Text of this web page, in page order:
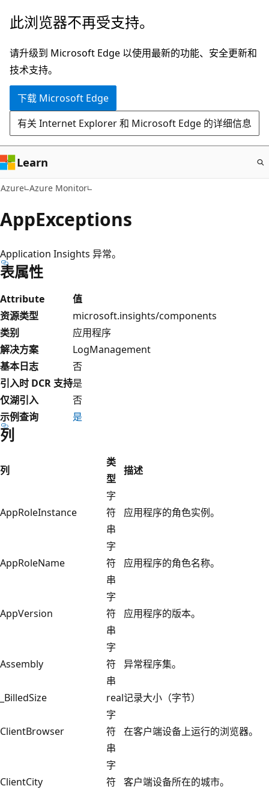
跳
主
要
内
此浏览器不再受支持。
请升级到 Microsoft Edge 以使用最新的功能、安全更新和
技术支持。
下载 Microsoft Edge
有关 Internet Explorer 和 Microsoft Edge 的详细信息
Learn
Azure Azure Monitor
AppExceptions
Application Insights 异常。
表属性
Attribute
值
资源类型
microsoft.insights/components
类别
应用程序
解决方案
LogManagement
基本日志
否
引入时 DCR 支持是
仅湖引入
否
示例查询
是
列
列
类
型
描述
AppRoleInstance
字
符
串
应用程序的角色实例。
AppRoleName
字
符
串
应用程序的角色名称。
AppVersion
字
符
串
应用程序的版本。
Assembly
字
符
串
异常程序集。
_BilledSize real记录大小（字节）
ClientBrowser
字
符
串
在客户端设备上运行的浏览器。
ClientCity
字
符
客户端设备所在的城市。